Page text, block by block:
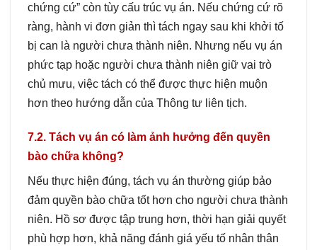
chứng cứ” còn tùy cấu trúc vụ án. Nếu chứng cứ rõ
ràng, hành vi đơn giản thì tách ngay sau khi khởi tố
bị can là người chưa thành niên. Nhưng nếu vụ án
phức tạp hoặc người chưa thành niên giữ vai trò
chủ mưu, việc tách có thể được thực hiện muộn
hơn theo hướng dẫn của Thông tư liên tịch.
7.2. Tách vụ án có làm ảnh hưởng đến quyền
bào chữa không?
Nếu thực hiện đúng, tách vụ án thường giúp bảo
đảm quyền bào chữa tốt hơn cho người chưa thành
niên. Hồ sơ được tập trung hơn, thời hạn giải quyết
phù hợp hơn, khả năng đánh giá yếu tố nhân thân